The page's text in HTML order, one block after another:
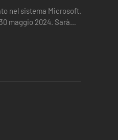
nel sistema Microsoft.
maggio 2024. Sarà